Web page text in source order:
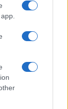
Το
του